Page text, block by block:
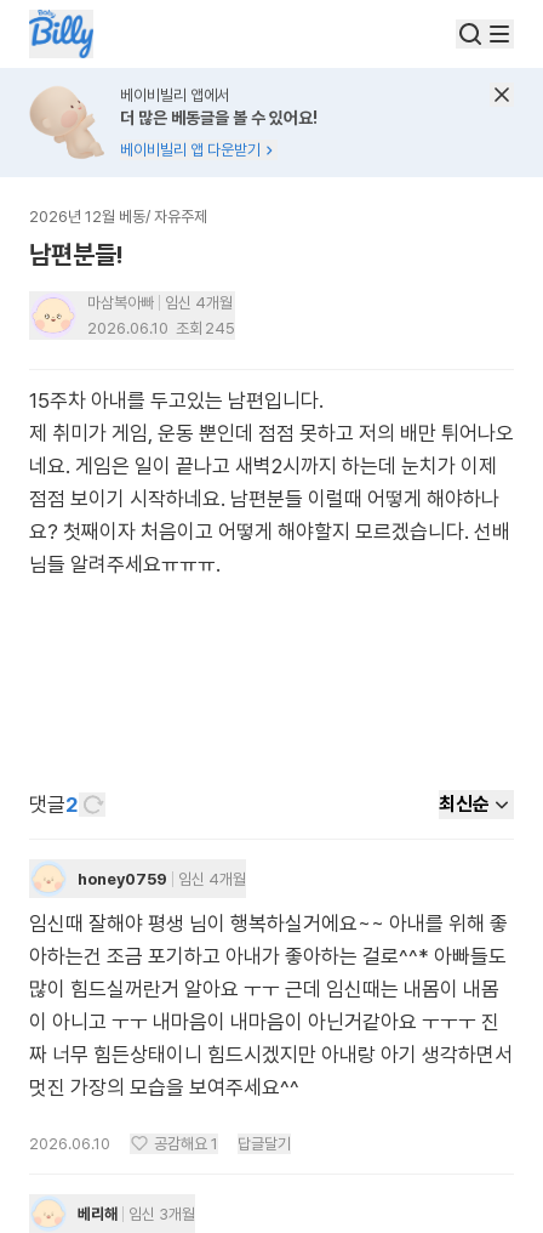
베이비빌리 앱에서
더 많은 베동글을 볼 수 있어요!
베이비빌리 앱 다운받기
2026년 12월 베동/ 자유주제
남편분들!
마삼복아빠
임신 4개월
2026.06.10 조회 245
15주차 아내를 두고있는 남편입니다.
제 취미가 게임, 운동 뿐인데 점점 못하고 저의 배만 튀어나오
네요. 게임은 일이 끝나고 새벽2시까지 하는데 눈치가 이제
점점 보이기 시작하네요. 남편분들 이럴때 어떻게 해야하나
요? 첫째이자 처음이고 어떻게 해야할지 모르겠습니다. 선배
댓글2 최신순
honey0759 임신 4개월
임신때 잘해야 평생 님이 행복하실거에요~~ 아내를 위해 좋
아하는건 조금 포기하고 아내가 좋아하는 걸로^^* 아빠들도
많이 힘드실꺼란거 알아요 ㅜㅜ 근데 임신때는 내몸이 내몸
이 아니고 ㅜㅜ 내마음이 내마음이 아닌거같아요 ㅜㅜㅜ 진
짜 너무 힘든상태이니 힘드시겠지만 아내랑 아기 생각하면서
멋진 가장의 모습을 보여주세요^^
2026.06.10 공감해요 1 답글달기
베리해 임신 3개월